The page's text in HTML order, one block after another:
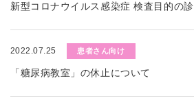
新型コロナウイルス感染症 検査目的の
2022.07.25 患者さん向け
「糖尿病教室」の休止について